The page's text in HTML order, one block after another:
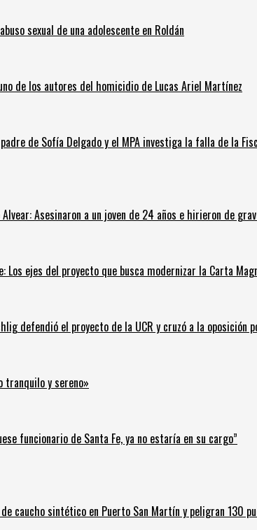
sexual de una adolescente en Roldán
de los autores del homicidio de Lucas Ariel Martínez
de Sofía Delgado y el MPA investiga la falla de la
Asesinaron a un joven de 24 años e hirieron de
Los ejes del proyecto que busca modernizar la Carta
defendió el proyecto de la UCR y cruzó a la oposición
tranquilo y sereno»
funcionario de Santa Fe, ya no estaría en su cargo”
caucho sintético en Puerto San Martín y peligran 130